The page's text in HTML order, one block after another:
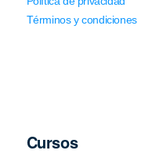
Términos y condiciones
Cursos